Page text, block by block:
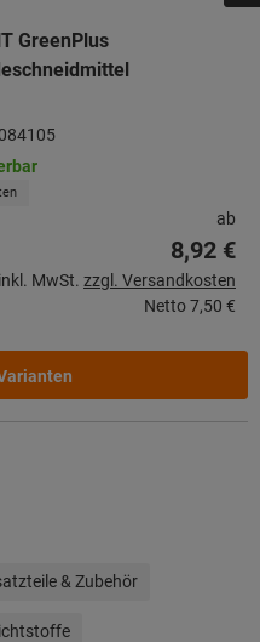
GreenPlus
ab
8,92 €
inkl. MwSt. zzgl. Versandkosten
Netto7,50 €
& Zubehör